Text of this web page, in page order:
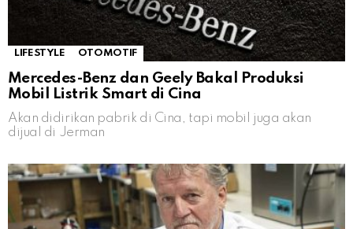
LIFESTYLE OTOMOTIF
Mercedes-Benz dan Geely Bakal Produksi
Mobil Listrik Smart di Cina
Akan didirikan pabrik di Cina, tapi mobil juga akan
dijual di Jerman